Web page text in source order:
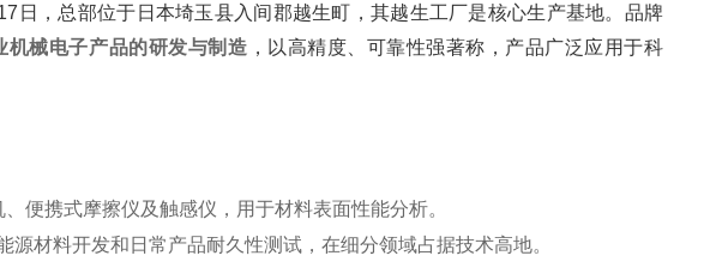
日，总部位于日本埼玉县入间郡越生町，其越生工厂是核心生产基地。品牌
机械电子产品的研发与制造 ‌，以高精度、可靠性强著称，产品广泛应用于科
便携式摩擦仪及触感仪，用于材料表面性能分析。
源材料开发和日常产品耐久性测试，在细分领域占据技术高地‌。